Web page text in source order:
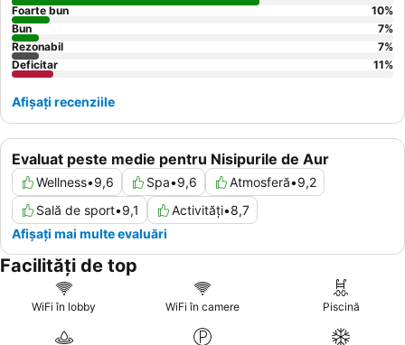
Evaluat peste medie pentru Nisipurile de Aur
Wellness•9,6 Spa•9,6 Atmosferă•9,2
Sală de sport•9,1 Activități•8,7
Afișați mai multe evaluări
Foarte bun
10%
Bun
7%
Rezonabil
7%
Deficitar
11%
Afișați recenziile
Facilități de top
WiFi în lobby WiFi în camere Piscină